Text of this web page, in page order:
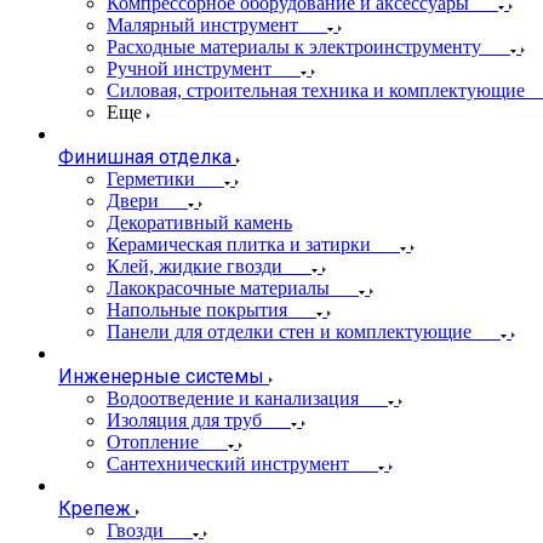
Малярный инструмент
Расходные материалы к электроинструменту
Ручной инструмент
Силовая, строительная техника и комплектующие
Еще
Финишная отделка
Герметики
Двери
Декоративный камень
Керамическая плитка и затирки
Клей, жидкие гвозди
Лакокрасочные материалы
Напольные покрытия
Панели для отделки стен и комплектующие
Инженерные системы
Водоотведение и канализация
Изоляция для труб
Отопление
Сантехнический инструмент
Крепеж
Гвозди